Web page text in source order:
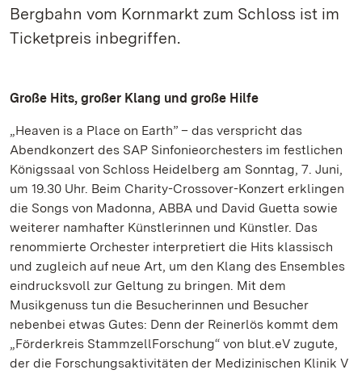
Bergbahn vom Kornmarkt zum Schloss ist im
Ticketpreis inbegriffen.
Große Hits, großer Klang und große Hilfe
„Heaven is a Place on Earth” – das verspricht das
Abendkonzert des SAP Sinfonieorchesters im festlichen
Königssaal von Schloss Heidelberg am Sonntag, 7. Juni,
um 19.30 Uhr. Beim Charity-Crossover-Konzert erklingen
die Songs von Madonna, ABBA und David Guetta sowie
weiterer namhafter Künstlerinnen und Künstler. Das
renommierte Orchester interpretiert die Hits klassisch
und zugleich auf neue Art, um den Klang des Ensembles
eindrucksvoll zur Geltung zu bringen. Mit dem
Musikgenuss tun die Besucherinnen und Besucher
nebenbei etwas Gutes: Denn der Reinerlös kommt dem
„Förderkreis StammzellForschung“ von blut.eV zugute,
der die Forschungsaktivitäten der Medizinischen Klinik V